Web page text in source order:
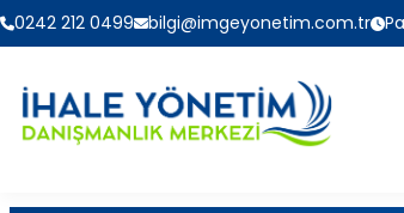
0242 212 0499 bilgi@imgeyonetim.com.tr